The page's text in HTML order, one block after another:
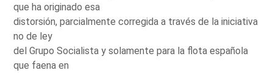
que ha originado esa
distorsión, parcialmente corregida a través de la iniciativa
no de ley
del Grupo Socialista y solamente para la flota española
que faena en